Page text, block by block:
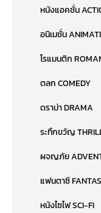
หนังแอคชั่น
อนิเมชั่น
โรแมนติก
ตลก COMEDY
ดราม่า DRAMA
ระทึกขวัญ
ผจญภัย
แฟนตาซี
หนังไซไฟ SCI-FI